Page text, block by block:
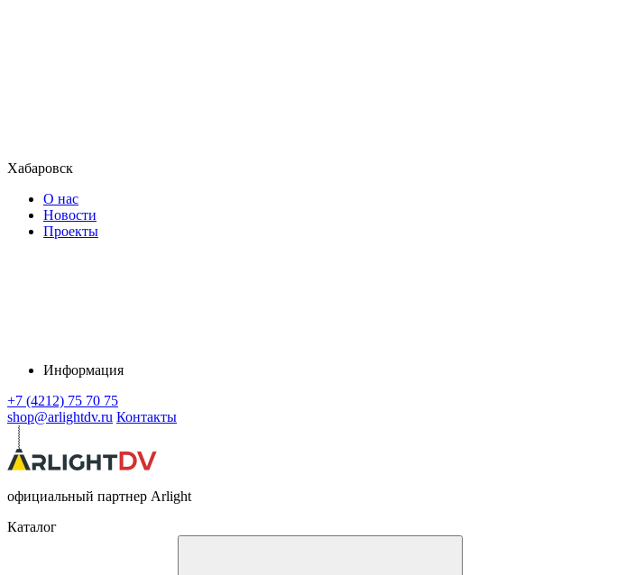
Хабаровск
О нас
Новости
Проекты
Информация
+7 (4212) 75 70 75
shop@arlightdv.ru Контакты
официальный партнер Arlight
Каталог